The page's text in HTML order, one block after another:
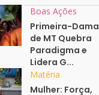
Boas Ações
Primeira-Dama
de MT Quebra
Paradigma e
Lidera G...
Matéria
Mulher: Força,